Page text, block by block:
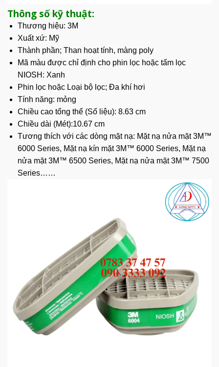
Thông số kỹ thuật:
Thương hiệu: 3M
Xuất xứ: Mỹ
Thành phần; Than hoạt tính, màng poly
Mã màu được chỉ định cho phin lọc hoặc tấm lọc
NIOSH: Xanh
Phin lọc hoặc Loại bộ lọc; Đa khí hơi
Tính năng: mỏng
Chiều cao tổng thể (Số liệu): 8.63 cm
Chiều dài (Mét):10.67 cm
Tương thích với các dòng mặt nạ: Mặt nạ nửa mặt 3M™
6000 Series, Mặt nạ kín mặt 3M™ 6000 Series, Mặt nạ
nửa mặt 3M™ 6500 Series, Mặt nạ nửa mặt 3M™ 7500
Series……